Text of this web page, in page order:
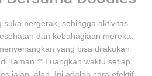
suka bergerak, sehingga aktivitas
dan kebahagiaan mereka.
yang bisa dilakukan
Taman:** Luangkan waktu setiap